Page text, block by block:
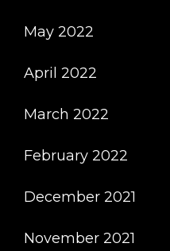
May 2022
April 2022
March 2022
February 2022
December 2021
November 2021